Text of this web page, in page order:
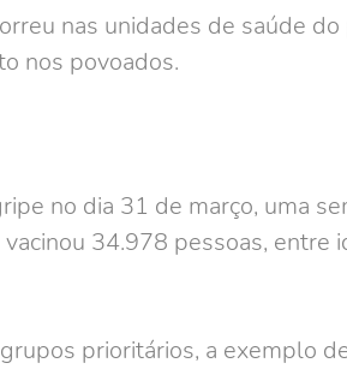
nas unidades de saúde
nos povoados.
no dia 31 de março, uma
34.978 pessoas, entre
prioritários, a exemplo